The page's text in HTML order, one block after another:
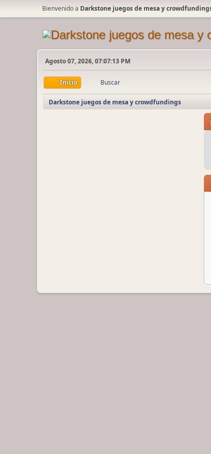
Bienvenido a Darkstone juegos de mesa y
Agosto 07, 2026, 07:07:13 PM
Inicio Buscar
Darkstone juegos de mesa y crowdfundings